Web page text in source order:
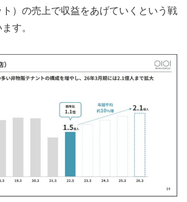
ト）の売上で収益をあげていくという戦
す。